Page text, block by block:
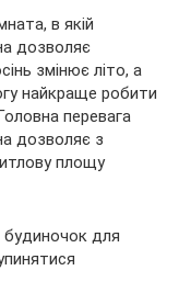
в якій
дозволяє
змінює літо, а
найкраще робити
перевага
дозволяє з
площу
для